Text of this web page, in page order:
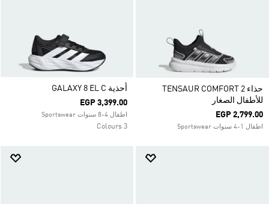
حذاء TENSAUR COMFORT 2
للأطفال الصغار
EGP 2,799.00
اطفال 1-4 سنوات Sportswear
أحذية GALAXY 8 EL C
EGP 3,399.00
اطفال 4-8 سنوات Sportswear
3 Colours